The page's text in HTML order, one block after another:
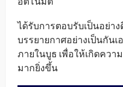
ได้รับการตอบรับเป็นอย่า
บรรยายกาศอย่างเป็นกัน
ภายในบูธ เพื่อให้เกิดคว
มากยิ่งขึ้น